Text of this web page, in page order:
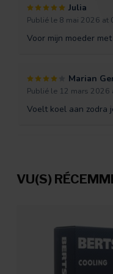
Julia
Publié le 8 mai 2026 at
Voor mijn moeder
Marian
Publié le 12 mars 2026
Voelt koel aan zodra
Werkt heerlijk nu het
Publié le 5 juin 2025 at
Fijn materiaal, werkt
VU(S)